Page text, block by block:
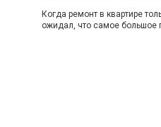
Когда ремонт в квартире
ожидал, что самое большое